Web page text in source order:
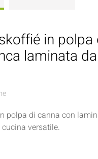
in polpa
laminata
polpa di canna con
versatile.